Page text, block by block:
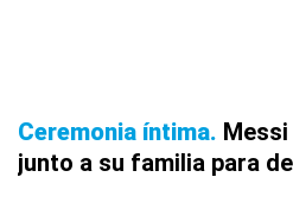
Ceremonia íntima
junto a su familia para